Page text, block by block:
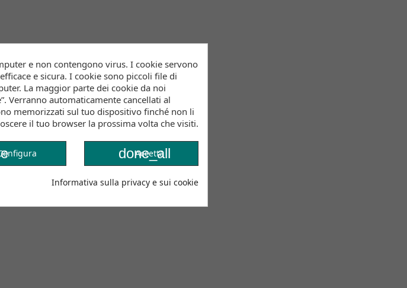
e non contengono virus. I cookie servono
e sicura. I cookie sono piccoli file di
La maggior parte dei cookie da noi
Verranno automaticamente cancellati al
memorizzati sul tuo dispositivo finché non li
il tuo browser la prossima volta che visiti.
done_all
Accetta
Informativa sulla privacy e sui cookie